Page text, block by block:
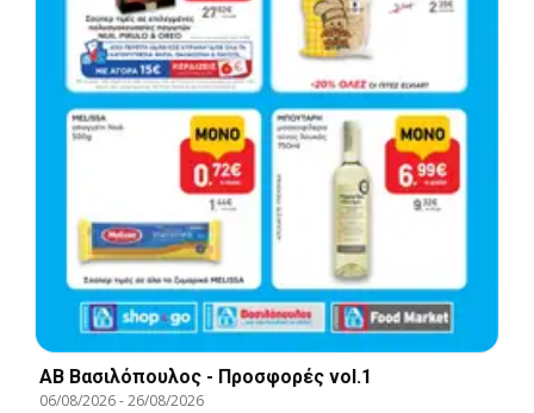
ΑΒ Βασιλόπουλος - Προσφορές vol.1
06/08/2026-26/08/2026